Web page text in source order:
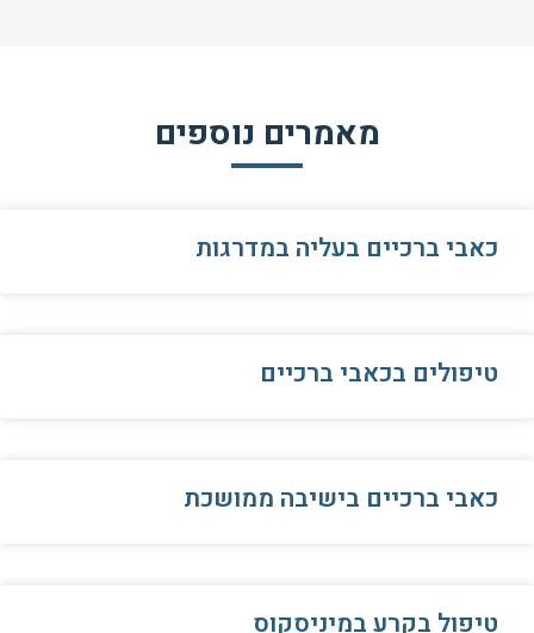
מאמרים נוספים
כאבי ברכיים בעליה במדרגות
טיפולים בכאבי ברכיים
כאבי ברכיים בישיבה ממושכת
טיפול בקרע במיניסקוס